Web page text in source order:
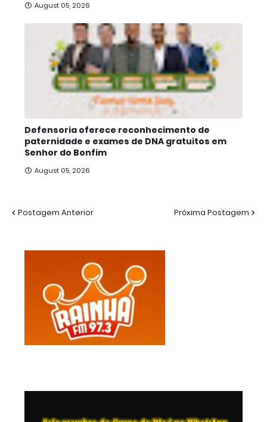
August 05, 2026
Defensoria oferece reconhecimento de
paternidade e exames de DNA gratuitos em
Senhor do Bonfim
August 05, 2026
Postagem Anterior Próxima Postagem